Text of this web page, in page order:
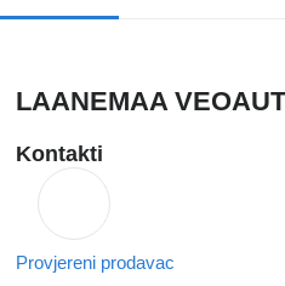
LAANEMAA
Kontakti
Provjereni prodavac